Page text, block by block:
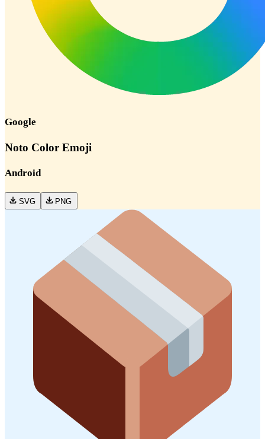
Google
Noto Color Emoji
Android
SVG PNG